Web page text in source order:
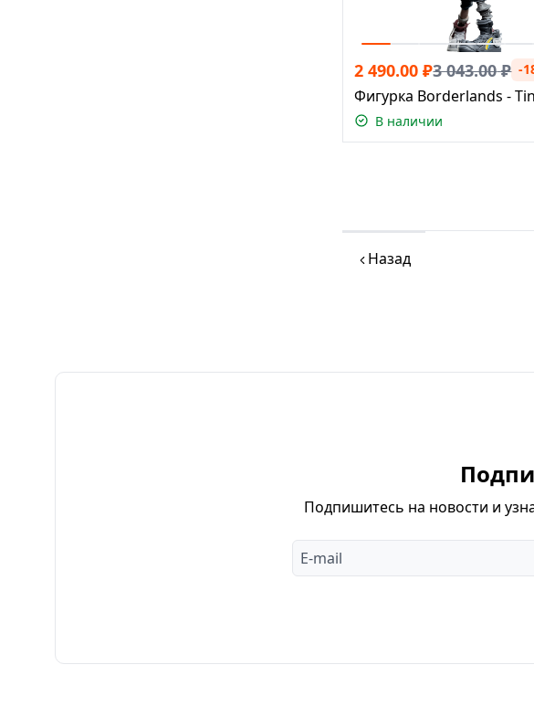
2 490.00 ₽3 043.00₽ -
Фигурка Borderlands -
В наличии
Назад
Подпишитесь на новости и